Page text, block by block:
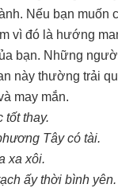
Nếu bạn muốn
vì đó là hướng
bạn. Những
này thường trải
may mắn.
tốt thay.
Tây có tài.
xa xôi.
ấy thời bình yên.